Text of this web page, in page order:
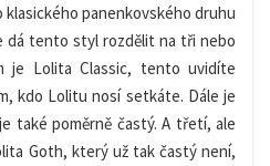
panenkovského druhu
dá tento styl rozdělit na tři nebo
je Lolita Classic, tento uvidíte
kdo Lolitu nosí setkáte. Dále je
také poměrně častý. A třetí, ale
Goth, který už tak častý není,